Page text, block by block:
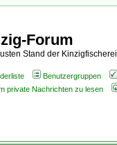
Forum
Stand der Kinzigfischerei
Benutzergruppen
private Nachrichten zu lesen